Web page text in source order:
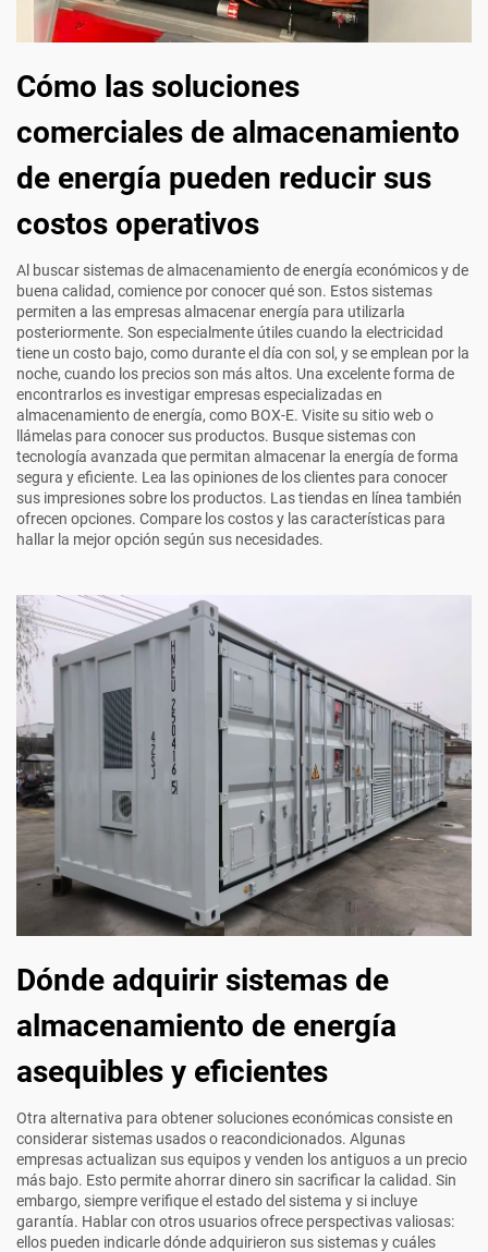
Cómo las soluciones
comerciales de almacenamiento
de energía pueden reducir sus
costos operativos
Al buscar sistemas de almacenamiento de energía económicos y de
buena calidad, comience por conocer qué son. Estos sistemas
permiten a las empresas almacenar energía para utilizarla
posteriormente. Son especialmente útiles cuando la electricidad
tiene un costo bajo, como durante el día con sol, y se emplean por la
noche, cuando los precios son más altos. Una excelente forma de
encontrarlos es investigar empresas especializadas en
almacenamiento de energía, como BOX-E. Visite su sitio web o
llámelas para conocer sus productos. Busque sistemas con
tecnología avanzada que permitan almacenar la energía de forma
segura y eficiente. Lea las opiniones de los clientes para conocer
sus impresiones sobre los productos. Las tiendas en línea también
ofrecen opciones. Compare los costos y las características para
hallar la mejor opción según sus necesidades.
Dónde adquirir sistemas de
almacenamiento de energía
asequibles y eficientes
Otra alternativa para obtener soluciones económicas consiste en
considerar sistemas usados o reacondicionados. Algunas
empresas actualizan sus equipos y venden los antiguos a un precio
más bajo. Esto permite ahorrar dinero sin sacrificar la calidad. Sin
embargo, siempre verifique el estado del sistema y si incluye
garantía. Hablar con otros usuarios ofrece perspectivas valiosas:
ellos pueden indicarle dónde adquirieron sus sistemas y cuáles